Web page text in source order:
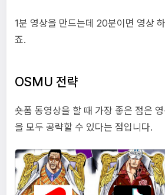
1분 영상을 만드는데 20분이면 영상
죠.
OSMU 전략
숏폼 동영상을 할 때 가장 좋은 점은
을 모두 공략할 수 있다는 점입니다.